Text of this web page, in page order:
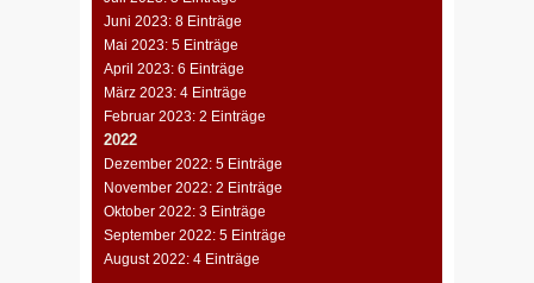
Juni 2023: 8 Einträge
Mai 2023: 5 Einträge
April 2023: 6 Einträge
März 2023: 4 Einträge
Februar 2023: 2 Einträge
2022
Dezember 2022: 5 Einträge
November 2022: 2 Einträge
Oktober 2022: 3 Einträge
September 2022: 5 Einträge
August 2022: 4 Einträge